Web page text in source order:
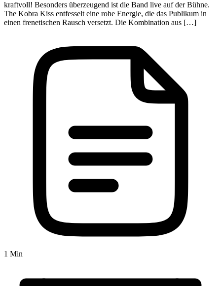
kraftvoll! Besonders überzeugend ist die Band live auf der Bühne.
The Kobra Kiss entfesselt eine rohe Energie, die das Publikum in
einen frenetischen Rausch versetzt. Die Kombination aus […]
1 Min